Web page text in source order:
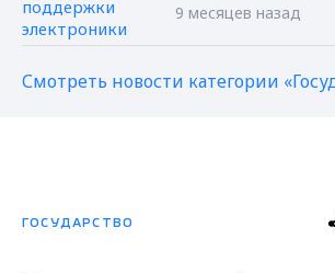
9 месяцев назад
Смотреть новости категории
ГОСУДАРСТВО